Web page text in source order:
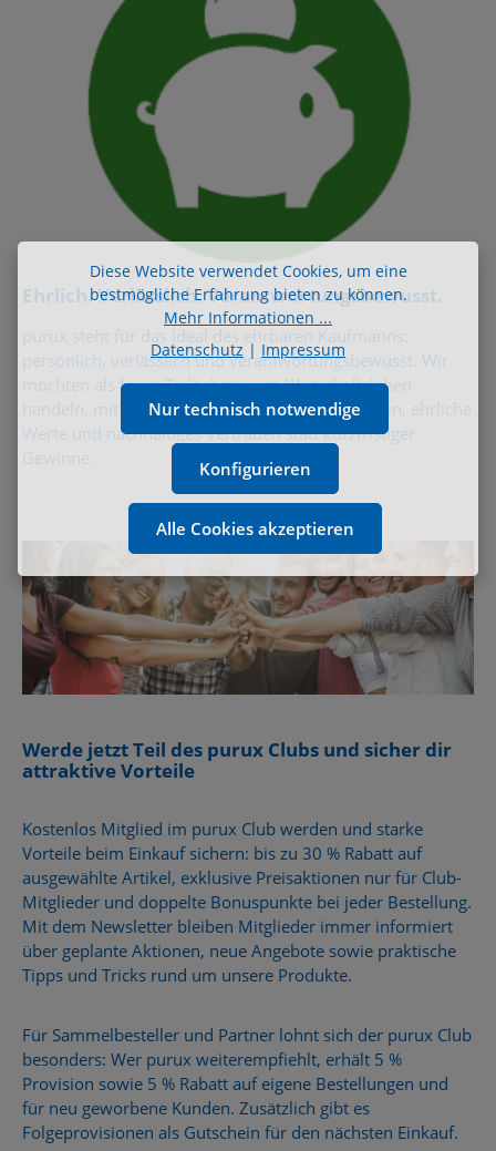
Ehrlich. Verlässlich. Verantwortungsbewusst.
purux steht für das Ideal des ehrbaren Kaufmanns:
persönlich, verlässlich und verantwortungsbewusst. Wir
möchten als fairer Teilnehmer am Wirtschaftsleben
handeln, mit Blick auf langfristige Partnerschaften, ehrliche
Werte und nachhaltiges Vertrauen statt kurzfristiger
Gewinne.
Werde jetzt Teil des purux Clubs und sicher dir
attraktive Vorteile
Kostenlos Mitglied im purux Club werden und starke
Vorteile beim Einkauf sichern: bis zu 30 % Rabatt auf
ausgewählte Artikel, exklusive Preisaktionen nur für Club-
Mitglieder und doppelte Bonuspunkte bei jeder Bestellung.
Mit dem Newsletter bleiben Mitglieder immer informiert
über geplante Aktionen, neue Angebote sowie praktische
Tipps und Tricks rund um unsere Produkte.
Für Sammelbesteller und Partner lohnt sich der purux Club
besonders: Wer purux weiterempfiehlt, erhält 5 %
Provision sowie 5 % Rabatt auf eigene Bestellungen und
für neu geworbene Kunden. Zusätzlich gibt es
Folgeprovisionen als Gutschein für den nächsten Einkauf.
Diese Website verwendet Cookies, um eine
bestmögliche Erfahrung bieten zu können.
Mehr Informationen ...
Datenschutz |Impressum
Nur technisch notwendige
Konfigurieren
Alle Cookies akzeptieren